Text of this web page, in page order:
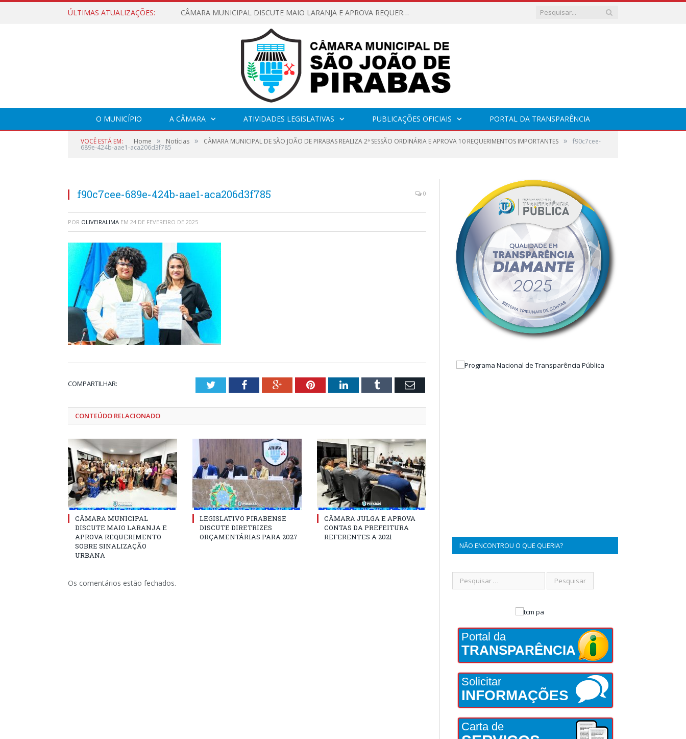
ÚLTIMAS ATUALIZAÇÕES: CÂMARA MUNICIPAL DISCUTE MAIO LARANJA E APROVA REQUERIMENTO SOBRE SINALIZAÇÃO URBANA
O MUNICÍPIO A CÂMARA ATIVIDADES LEGISLATIVAS PUBLICAÇÕES OFICIAIS PORTAL DA TRANSPARÊNCIA
VOCÊ ESTÁ EM: Home » Notícias » CÂMARA MUNICIPAL DE SÃO JOÃO DE PIRABAS REALIZA 2ª SESSÃO ORDINÁRIA E APROVA 10 REQUERIMENTOS IMPORTANTES » f90c7cee-
689e-424b-aae1-aca206d3f785
f90c7cee-689e-424b-aae1-aca206d3f785 0
POR OLIVEIRALIMA EM 24 DE FEVEREIRO DE 2025
COMPARTILHAR: TwitterFacebookGoogle+PinterestLinkedInTumblr Email
CONTEÚDO RELACIONADO
CÂMARA MUNICIPAL
DISCUTE MAIO LARANJA E
APROVA REQUERIMENTO
SOBRE SINALIZAÇÃO
URBANA
LEGISLATIVO PIRABENSE
DISCUTE DIRETRIZES
ORÇAMENTÁRIAS PARA 2027
CÂMARA JULGA E APROVA
CONTAS DA PREFEITURA
REFERENTES A 2021
Os comentários estão fechados.
NÃO ENCONTROU O QUE QUERIA?
Portal da
TRANSPARÊNCIA
Solicitar
INFORMAÇÕES
Carta de